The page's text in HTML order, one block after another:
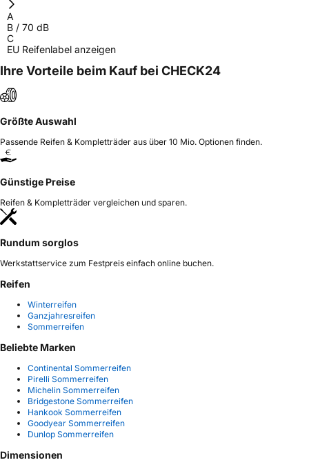
A
B / 70 dB
C
EU Reifenlabel anzeigen
Ihre Vorteile beim Kauf bei CHECK24
Größte Auswahl
Passende Reifen & Kompletträder aus über 10 Mio. Optionen finden.
Günstige Preise
Reifen & Kompletträder vergleichen und sparen.
Rundum sorglos
Werkstattservice zum Festpreis einfach online buchen.
Reifen
Winterreifen
Ganzjahresreifen
Sommerreifen
Beliebte Marken
Continental Sommerreifen
Pirelli Sommerreifen
Michelin Sommerreifen
Bridgestone Sommerreifen
Hankook Sommerreifen
Goodyear Sommerreifen
Dunlop Sommerreifen
Dimensionen